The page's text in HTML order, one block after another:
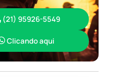
(21) 95926-5549
Clicando aqui